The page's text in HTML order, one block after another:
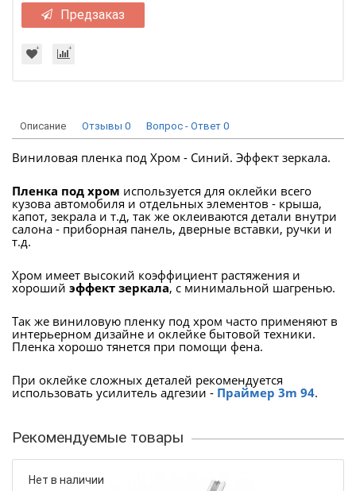
Предзаказ
Описание Отзывы 0 Вопрос - Ответ 0
Виниловая пленка под Хром - Синий. Эффект зеркала.
Пленка под хром используется для оклейки всего
кузова автомобиля и отдельных элементов - крыша,
капот, зекрала и т.д, так же оклеиваются детали внутри
салона - приборная панель, дверные вставки, ручки и
т.д.
Хром имеет высокий коэффициент растяжения и
хороший эффект зеркала, с минимальной шагренью.
Так же виниловую пленку под хром часто применяют в
интерьерном дизайне и оклейке бытовой техники.
Пленка хорошо тянется при помощи фена.
При оклейке сложных деталей рекомендуется
использовать усилитель адгезии - Праймер 3m 94.
Рекомендуемые товары
Нет в наличии